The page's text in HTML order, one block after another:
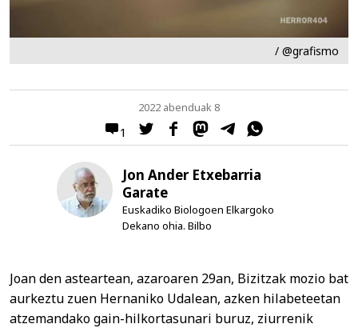
/ @grafismo
1
2022 abenduak 8
Jon Ander Etxebarria
Garate
Euskadiko Biologoen Elkargoko
Dekano ohia. Bilbo
Joan den asteartean, azaroaren 29an, Bizitzak mozio bat
aurkeztu zuen Hernaniko Udalean, azken hilabeteetan
atzemandako gain-hilkortasunari buruz, ziurrenik